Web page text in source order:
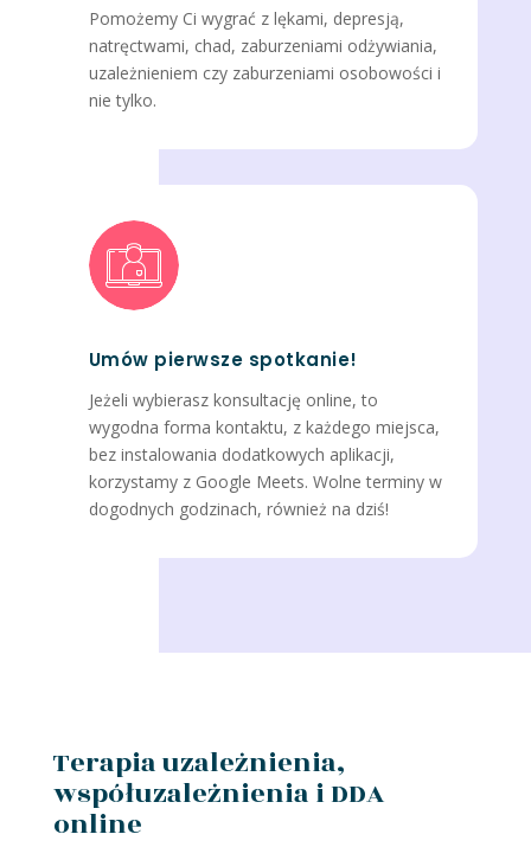
Pomożemy Ci wygrać z lękami, depresją,
natręctwami, chad, zaburzeniami odżywiania,
uzależnieniem czy zaburzeniami osobowości i
nie tylko.
Umów pierwsze spotkanie!
Jeżeli wybierasz konsultację online, to
wygodna forma kontaktu, z każdego miejsca,
bez instalowania dodatkowych aplikacji,
korzystamy z Google Meets. Wolne terminy w
dogodnych godzinach, również na dziś!
Terapia uzależnienia,
współuzależnienia i DDA
online